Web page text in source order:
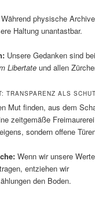
Während physische
Haltung unantastbar.
Unsere Gedanken sind
Libertate und allen
TRANSPARENZ ALS
Mut finden, aus dem
zeitgemäße
sondern offene
Wenn wir unsere
entziehen wir
den Boden.